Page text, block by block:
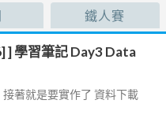
鐵人賽
] 學習筆記 Day3 Data
著就是要實作了 資料下載